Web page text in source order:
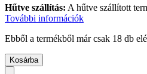
Hűtve szállítás: A hűtve szállított
További információk
Ebből a termékből már csak 18 db
Kosárba